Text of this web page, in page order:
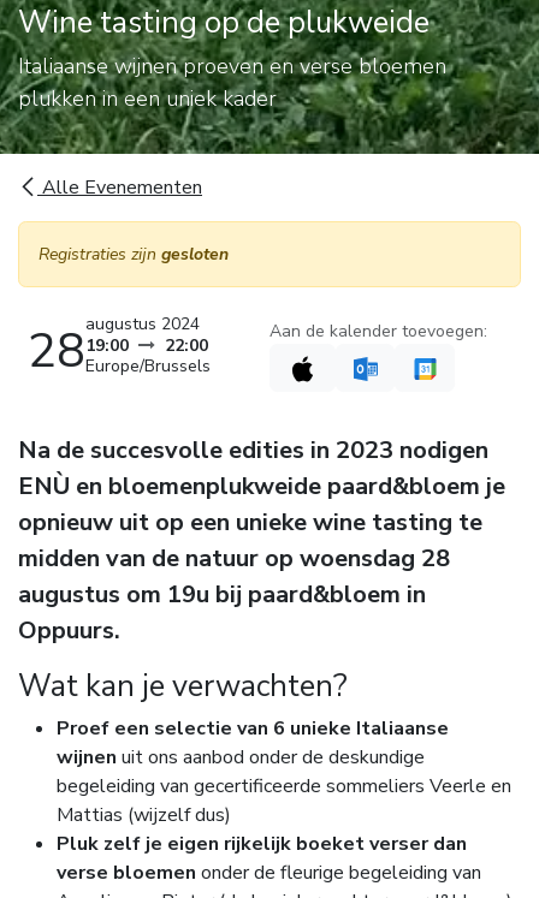
Wine tasting op de plukweide
Italiaanse wijnen proeven en verse bloemen
plukken in een uniek kader
Alle Evenementen
Registraties zijn gesloten
28augustus 2024
19:00
22:00
Europe/Brussels
Aan de kalender toevoegen:
Na de succesvolle edities in 2023 nodigen
ENÙ en bloemenplukweide paard&bloem je
opnieuw uit op een unieke wine tasting te
midden van de natuur op woensdag 28
augustus om 19u bij paard&bloem in
Oppuurs.
Wat kan je verwachten?
Proef een selectie van 6 unieke Italiaanse
wijnen uit ons aanbod onder de deskundige
begeleiding van gecertificeerde sommeliers Veerle en
Mattias (wijzelf dus)
Pluk zelf je eigen rijkelijk boeket verser dan
verse bloemen onder de fleurige begeleiding van